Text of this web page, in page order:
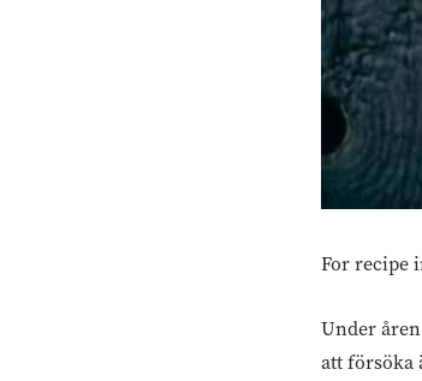
For recipe
Under
att försöka